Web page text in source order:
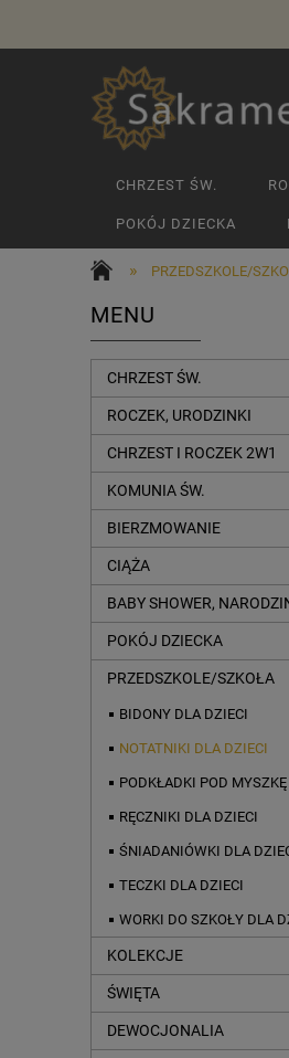
CHRZEST ŚW.
POKÓJ DZIECKA
» PRZEDSZKOLE/
MENU
CHRZEST ŚW.
ROCZEK, URODZINKI
CHRZEST I ROCZEK 2W1
KOMUNIA ŚW.
BIERZMOWANIE
CIĄŻA
BABY SHOWER,
POKÓJ DZIECKA
PRZEDSZKOLE/SZKOŁA
BIDONY DLA DZIECI
NOTATNIKI DLA DZIECI
PODKŁADKI POD MYSZKĘ
RĘCZNIKI DLA DZIECI
ŚNIADANIÓWKI DLA
TECZKI DLA DZIECI
WORKI DO SZKOŁY DLA
KOLEKCJE
ŚWIĘTA
DEWOCJONALIA